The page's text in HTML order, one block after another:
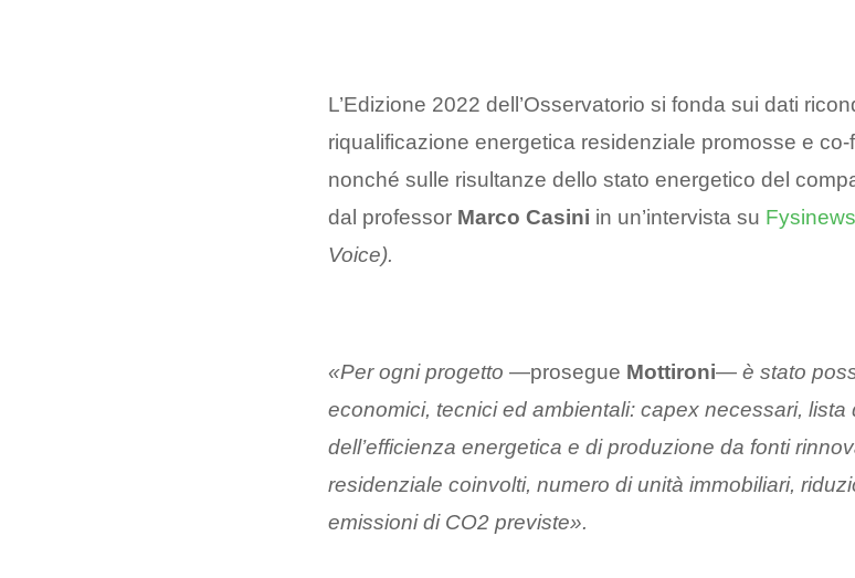
L’Edizione 2022 dell’Osservatorio si fonda sui dati
riqualificazione energetica residenziale promosse e
nonché sulle risultanze dello stato energetico del
dal professor Marco Casini in un’intervista su
Voice).
«Per ogni progetto —prosegue Mottironi— è stato
economici, tecnici ed ambientali: capex necessari, lista
dell’efficienza energetica e di produzione da fonti
residenziale coinvolti, numero di unità immobiliari,
emissioni di CO2 previste».